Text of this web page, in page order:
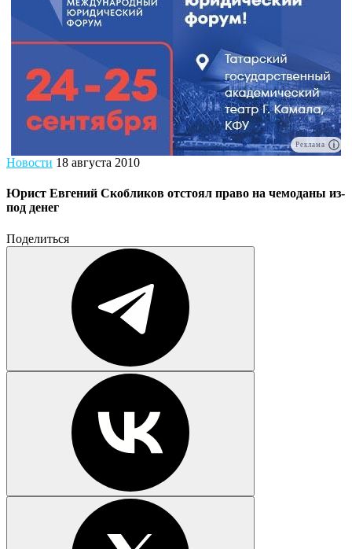
Реклама
Новости 18 августа 2010
Юрист Евгений Скобликов отстоял право на чемоданы из-
под денег
Поделиться